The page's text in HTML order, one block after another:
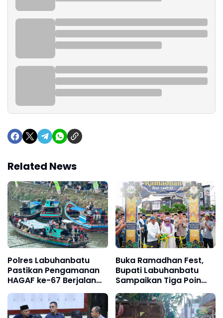
Related News
Polres Labuhanbatu
Pastikan Pengamanan
HAGAF ke-67 Berjalan
Aman dan Lancar di
Kualuh Selatan
Buka Ramadhan Fest,
Bupati Labuhanbatu
Sampaikan Tiga Poin
Penting